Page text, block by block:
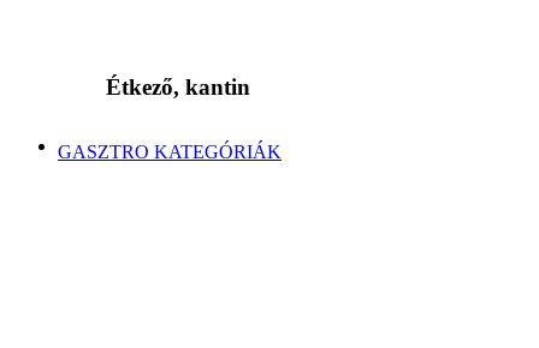
Étkező, kantin
GASZTRO KATEGÓRIÁK